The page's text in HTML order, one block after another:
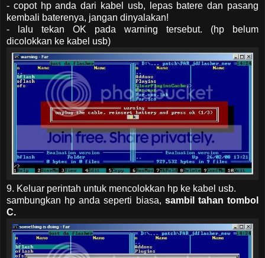
- copot hp anda dari kabel usb, lepas batere dan pasang
kembali baterenya, jangan dinyalakan!
- lalu tekan OK pada warning tersebut. (hp belum
dicolokkan ke kabel usb)
9. Keluar perintah untuk mencolokkan hp ke kabel usb.
sambungkan hp anda seperti biasa, sambil tahan tombol
C.